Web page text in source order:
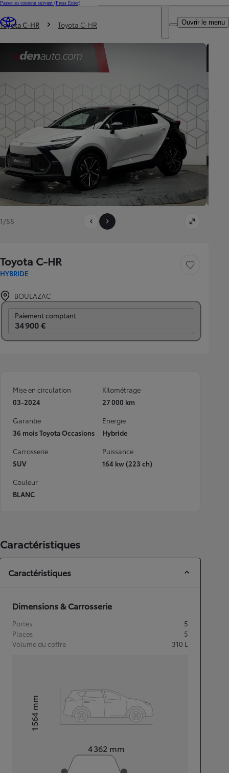
Passer au contenu suivant (Press Enter)
Trouvez un partenaire Toyota
DEALER NAME
Ouvrir le menu
Vous êtes ici
Toyota C-HR Toyota C-HR
1/55
Toyota C-HR
HYBRIDE
Sauvegarder le
BOULAZAC
Paiement comptant
34 900 €
Mise en circulation
03-2024
Kilométrage
27 000 km
Garantie
36 mois Toyota Occasions
Energie
Hybride
Carrosserie
SUV
Puissance
164 kw (223 ch)
Couleur
BLANC
Caractéristiques
Caractéristiques
Dimensions & Carrosserie
Portes
5
Places
5
Volume du coffre
310 L
4 362 mm
Hauteur1 564
mm